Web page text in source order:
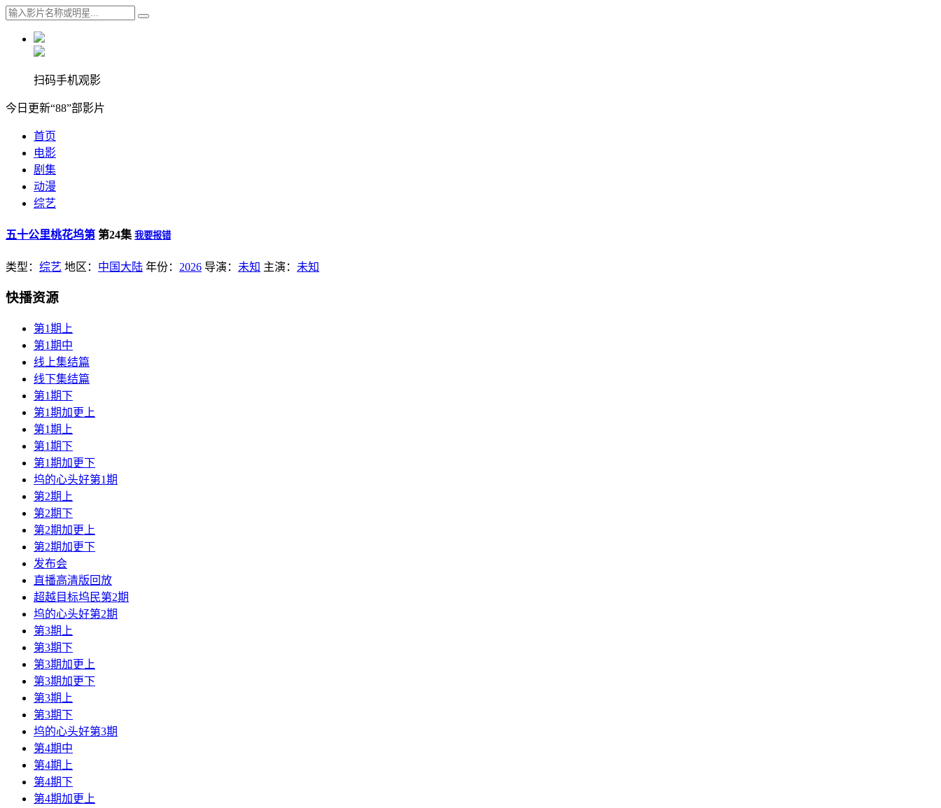
扫码手机观影
今日更新“88”部影片
首页
电影
剧集
动漫
综艺
五十公里桃花坞第 第24集 我要报错
类型： 综艺 地区： 中国大陆 年份： 2026 导演： 未知 主演： 未知
快播资源
第1期上
第1期中
线上集结篇
线下集结篇
第1期下
第1期加更上
第1期上
第1期下
第1期加更下
坞的心头好第1期
第2期上
第2期下
第2期加更上
第2期加更下
发布会
直播高清版回放
超越目标坞民第2期
坞的心头好第2期
第3期上
第3期下
第3期加更上
第3期加更下
第3期上
第3期下
坞的心头好第3期
第4期中
第4期上
第4期下
第4期加更上